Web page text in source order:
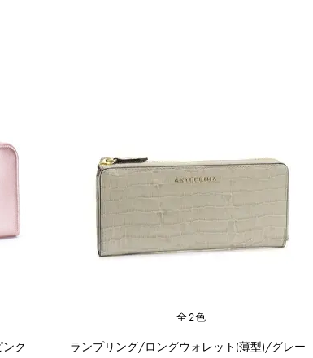
ク
全2色
ランプリング/ロングウォレット(薄型)/グレー